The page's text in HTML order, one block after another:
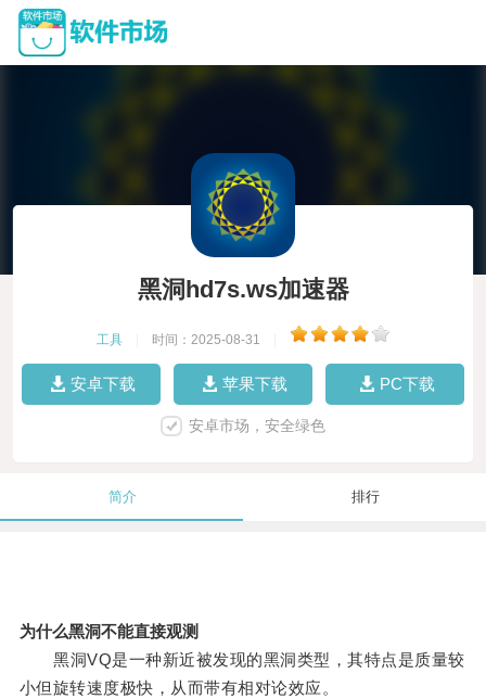
黑洞hd7s.ws加速器
工具 时间：2025-08-31
安卓下载 苹果下载 PC下载
安卓市场，安全绿色
简介 排行
为什么黑洞不能直接观测
黑洞VQ是一种新近被发现的黑洞类型，其特点是质量较
小但旋转速度极快，从而带有相对论效应。